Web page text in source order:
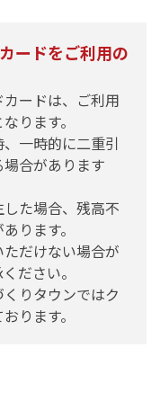
ードをご利用の
ードは、ご利用
ります。
一時的に二重引
合があります
た場合、残高不
ります。
だけない場合が
ださい。
りタウンではク
ります。